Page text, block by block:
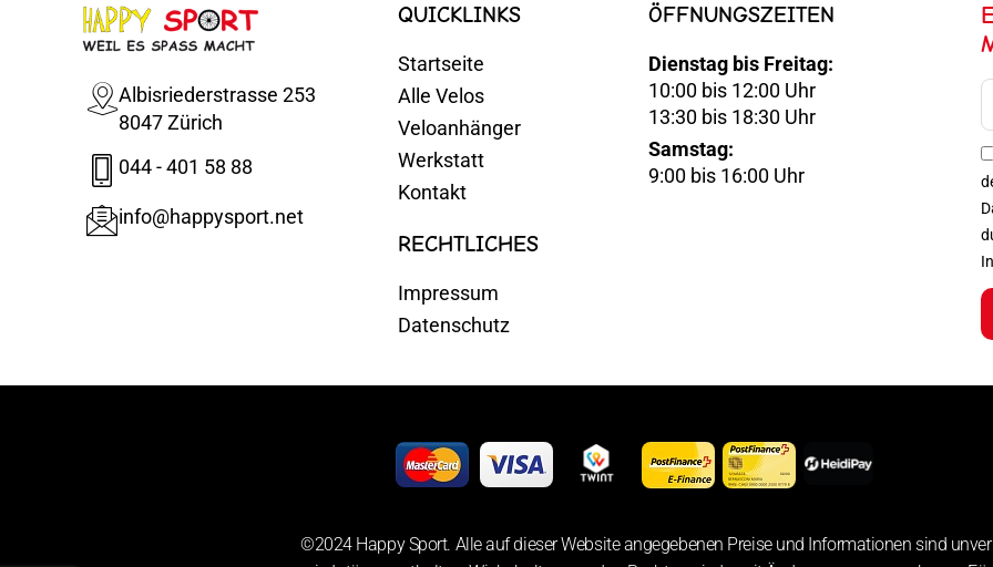
Albisriederstrasse 253
8047 Zürich
044 - 401 58 88
info@happysport.net
QUICKLINKS
Startseite
Alle Velos
Veloanhänger
Werkstatt
Kontakt
RECHTLICHES
Impressum
Datenschutz
ÖFFNUNGSZEITEN
Dienstag bis Freitag:
10:00 bis 12:00 Uhr
13:30 bis 18:30 Uhr
Samstag:
9:00 bis 16:00 Uhr
©2024 Happy Sport. Alle auf dieser Website angegebenen Preise und Informationen sind